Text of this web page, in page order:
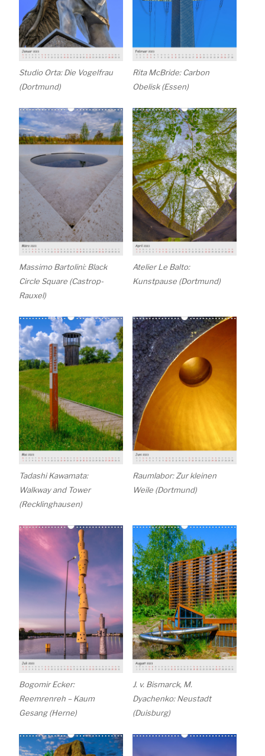
Studio Orta: Die Vogelfrau
(Dortmund)
Rita McBride: Carbon
Obelisk (Essen)
Massimo Bartolini: Black
Circle Square (Castrop-
Rauxel)
Atelier Le Balto:
Kunstpause (Dortmund)
Tadashi Kawamata:
Walkway and Tower
(Recklinghausen)
Raumlabor: Zur kleinen
Weile (Dortmund)
Bogomir Ecker:
Reemrenreh – Kaum
Gesang (Herne)
J. v. Bismarck, M.
Dyachenko: Neustadt
(Duisburg)